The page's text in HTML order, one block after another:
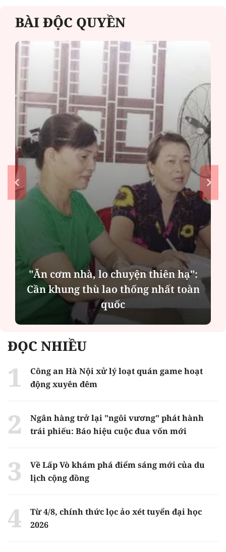
BÀI ĐỘC QUYỀN
"Ăn cơm nhà, lo chuyện thiên hạ":
Cần khung thù lao thống nhất toàn
quốc
ĐỌC NHIỀU
Công an Hà Nội xử lý loạt quán game hoạt
động xuyên đêm
Ngân hàng trở lại "ngôi vương" phát hành
trái phiếu: Báo hiệu cuộc đua vốn mới
Về Lấp Vò khám phá điểm sáng mới của du
lịch cộng đồng
Từ 4/8, chính thức lọc ảo xét tuyển đại học
2026